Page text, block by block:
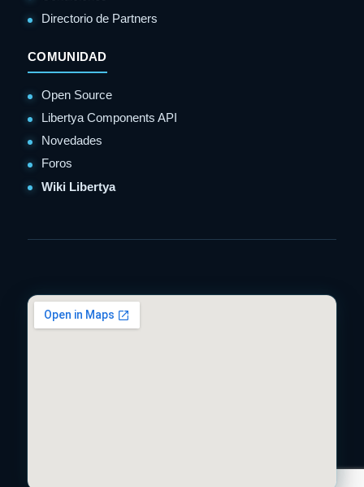
Directorio de Partners
COMUNIDAD
Open Source
Libertya Components API
Novedades
Foros
Wiki Libertya